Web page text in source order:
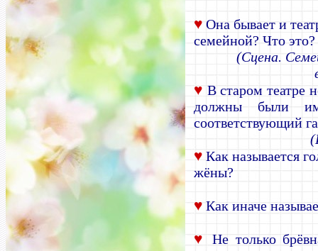
♥ Она бывает и
семейной? Что это?
(Сцена.
♥ В старом театре
должны были
соответствующий
♥ Как называется
жёны?
♥ Как иначе
♥
Не только